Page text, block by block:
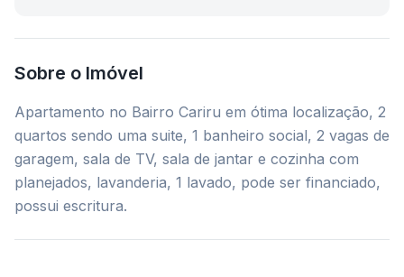
Sobre o Imóvel
Apartamento no Bairro Cariru em ótima localização, 2
quartos sendo uma suite, 1 banheiro social, 2 vagas de
garagem, sala de TV, sala de jantar e cozinha com
planejados, lavanderia, 1 lavado, pode ser financiado,
possui escritura.